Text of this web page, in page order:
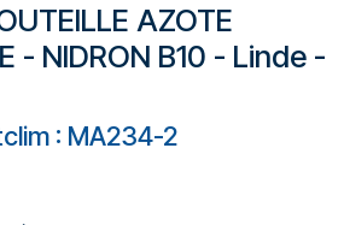
AZOTE
- NIDRON B10 - Linde -
: MA234-2